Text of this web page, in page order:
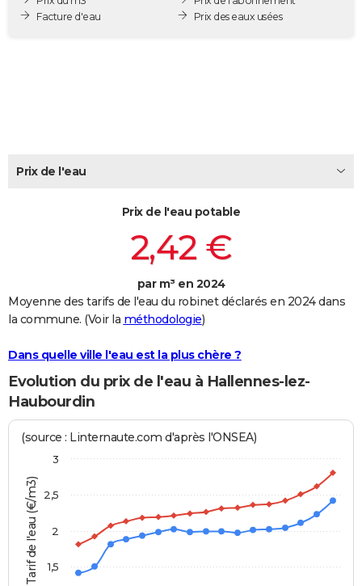
Destinations
City break
Voyage nature
Voyage de noces
Forum
Climat
PHOTO
Dictionnaire
Biographies
Citations
Expressions
Proverbes
Bricolage
Lifestyle
Culture
Sport
Auto
Television
Voyage
Cinema
Facture d'eau
Prix des eaux usées
Prix de l'eau
Prix de l'eau potable
2,42 €
par m³ en 2024
Moyenne des tarifs de l'eau du robinet déclarés en 2024 dans
la commune. (Voir la méthodologie)
Dans quelle ville l'eau est la plus chère ?
Evolution du prix de l'eau à Hallennes-lez-
Haubourdin
Tarif de l'eau (€/m3)
(source : Linternaute.com d'après l'ONSEA)
1,5
2
2,5
3